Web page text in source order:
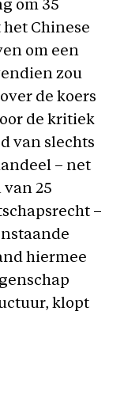
om 35
Chinese
om een
zou
de koers
de kritiek
van slechts
– net
25
–
hiermee
klopt